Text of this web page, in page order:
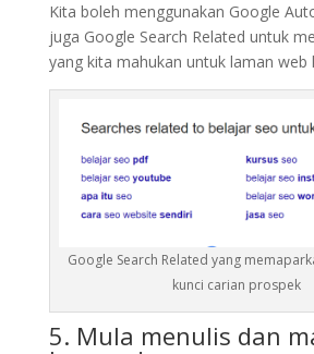
Kita boleh menggunakan Google
juga Google Search Related untuk
yang kita mahukan untuk laman web
Google Search Related yang
kunci carian prospek
5. Mula menulis dan